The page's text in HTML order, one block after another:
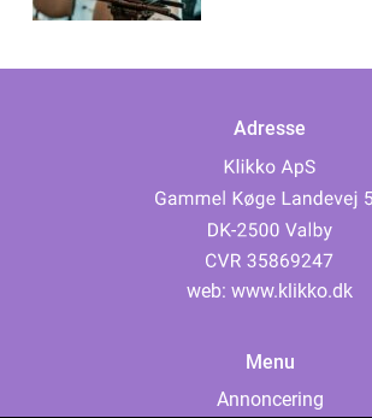
Adresse
web: www.klikko.dk
Menu
Annoncering